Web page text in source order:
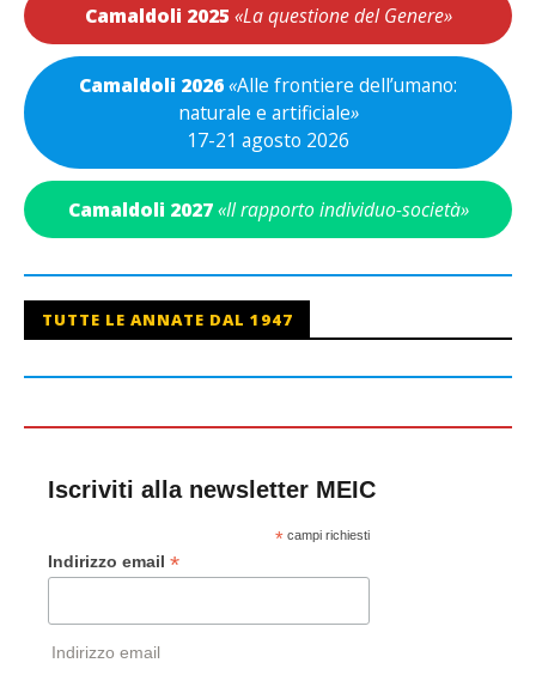
Camaldoli 2025 «La questione del Genere»
Camaldoli 2026«Alle frontiere dell’umano:
naturale e artificiale»
17-21 agosto 2026
Camaldoli 2027 «Il rapporto individuo-società»
TUTTE LE ANNATE DAL 1947
Iscriviti alla newsletter MEIC
*campi richiesti
Indirizzo email *
Indirizzo email